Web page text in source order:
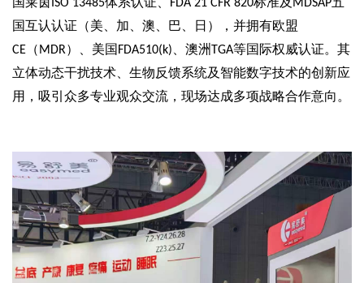
ISO 13485 FDA 21 CFR 820 MDSAP
国互认认证（美、加、澳、巴、日），并拥有欧盟
CE （ MDR）、美国 FDA510(k) 、澳洲 TGA等国际权威认证。其
立体动态干扰技术、生物反馈系统及智能数字技术的创新应
用，吸引众多专业观众交流，现场达成多项战略合作意向。